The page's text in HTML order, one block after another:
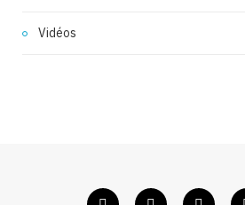
Vidéos